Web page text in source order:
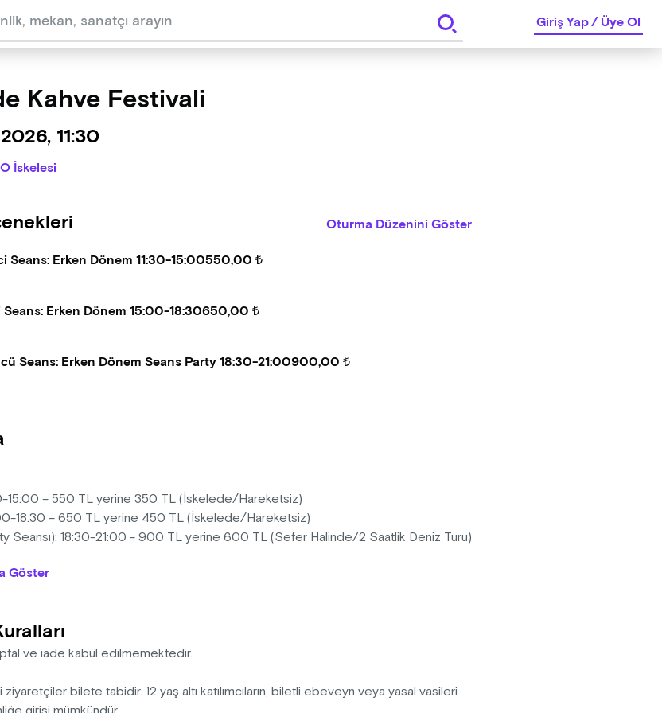
Giriş Yap/Üye Ol
Kahve Festivali
11:30
İskelesi
Oturma Düzenini Göster
Seans: Erken Dönem 11:30-15:00550,00 ₺
Erken Dönem 15:00-18:30650,00 ₺
Seans: Erken Dönem Seans Party 18:30-21:00900,00 ₺
15:00 – 550 TL yerine 350 TL (İskelede/Hareketsiz)
18:30 – 650 TL yerine 450 TL (İskelede/Hareketsiz)
Seansı): 18:30-21:00 - 900 TL yerine 600 TL (Sefer Halinde/2 Saatlik Deniz Turu)
üzerinde yapılan ilk kahve festivaline hazır mısınız?
keyifli DJ performansları, tadım atölyeleri, Workshoplar ve sürpriz deneyimlerle
tarihlerinde sizi bekliyor. Teknede Kahve Festivali,
Göster
ve iade kabul edilmemektedir.
ziyaretçiler bilete tabidir. 12 yaş altı katılımcıların, biletli ebeveyn veya yasal vasileri